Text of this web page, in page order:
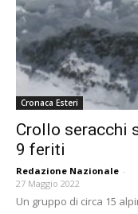
Cronaca Esteri
Crollo seracchi
9 feriti
Redazione Nazionale -
27 Maggio 2022
Un gruppo di circa 15